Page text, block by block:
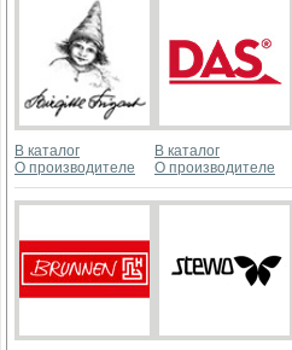
В каталог
О производителе
В каталог
О производителе